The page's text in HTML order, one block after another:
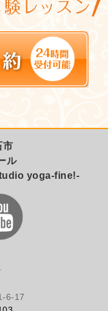
市
ル
yoga-fine!-
6-17